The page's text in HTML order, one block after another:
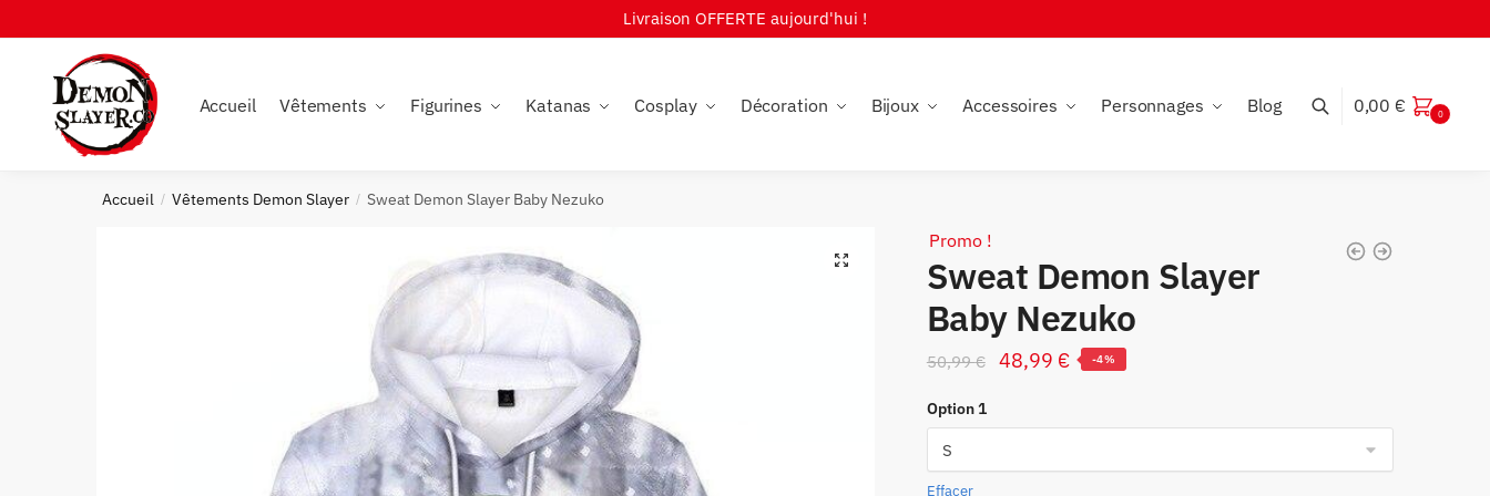
to
navigation
to
Livraison OFFERTE aujourd'hui !
Accueil Vêtements Figurines Katanas Cosplay Décoration Bijoux Accessoires Personnages Blog 0,00 € 0
Accueil / Vêtements Demon Slayer / Sweat Demon Slayer Baby Nezuko
🔍
Promo !
Sweat Demon Slayer
Baby Nezuko
50,99€
Le
initial
48,99 €Le
actuel
-4%
Option 1
Effacer